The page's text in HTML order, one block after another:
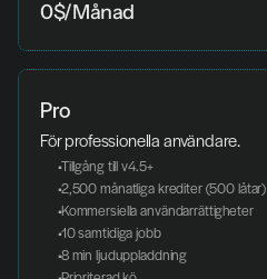
0$/Månad
Pro
För professionella användare.
Tillgång till v4.5+
2,500 månatliga krediter (500 låtar)
Kommersiella användarrättigheter
10 samtidiga jobb
8 min ljuduppladdning